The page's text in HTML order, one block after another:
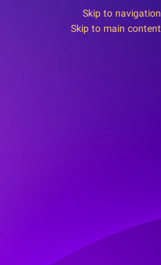
Skip to navigation
Skip to main content